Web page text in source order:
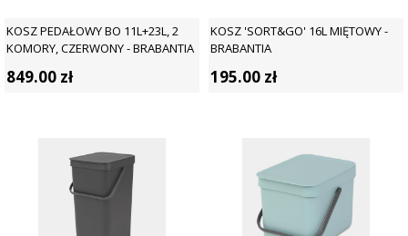
KOSZ PEDAŁOWY BO 11L+23L, 2
KOMORY, CZERWONY - BRABANTIA
849.00 zł
KOSZ 'SORT&GO' 16L MIĘTOWY -
BRABANTIA
195.00 zł